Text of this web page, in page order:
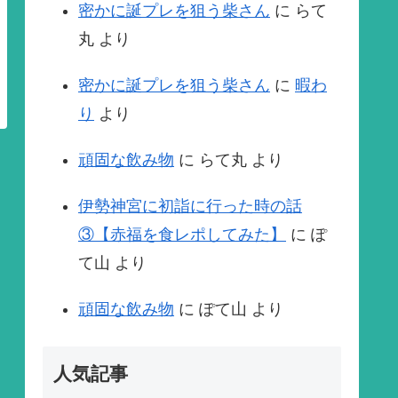
密かに誕プレを狙う柴さん に らて
丸 より
密かに誕プレを狙う柴さん に 暇わ
り より
頑固な飲み物 に らて丸 より
伊勢神宮に初詣に行った時の話
③【赤福を食レポしてみた】
に ぽ
て山 より
頑固な飲み物 に ぽて山 より
人気記事